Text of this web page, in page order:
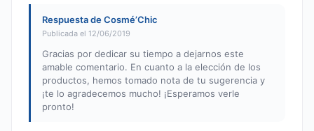
Respuesta de Cosmé’Chic
Publicada el 12/06/2019
Gracias por dedicar su tiempo a dejarnos este
amable comentario. En cuanto a la elección de los
productos, hemos tomado nota de tu sugerencia y
¡te lo agradecemos mucho! ¡Esperamos verle
pronto!